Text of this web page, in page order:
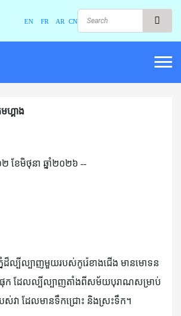
EN FR AR CN
ហ្គាង
២ ខែមិថុនា ឆ្នាំ២០២៦​ --
នំដ៏ល្បីល្បាញមួយរបស់កូរ៉េខាងជើង មានមោទន
ន់ផុក ដែលល្បីល្បាញតាំងពីសម័យបុរាណសម្រាប់
ស់វា ដែលមានទឹកជ្រោះ និងស្រះទឹក។